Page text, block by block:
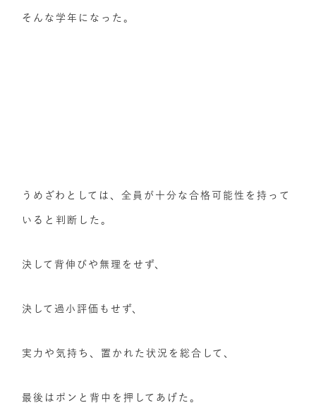
そんな学年になった。
うめざわとしては、全員が十分な合格可能性を持って
いると判断した。
決して背伸びや無理をせず、
決して過小評価もせず、
実力や気持ち、置かれた状況を総合して、
最後はポンと背中を押してあげた。